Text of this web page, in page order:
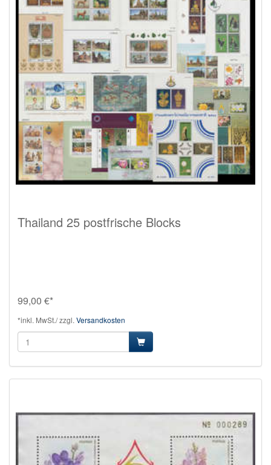
Thailand 25 postfrische Blocks
99,00 €*
*inkl. MwSt./ zzgl. Versandkosten